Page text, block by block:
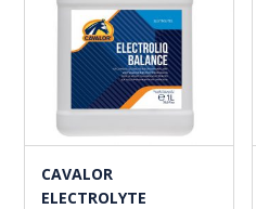
CAVALOR
ELECTROLYTE